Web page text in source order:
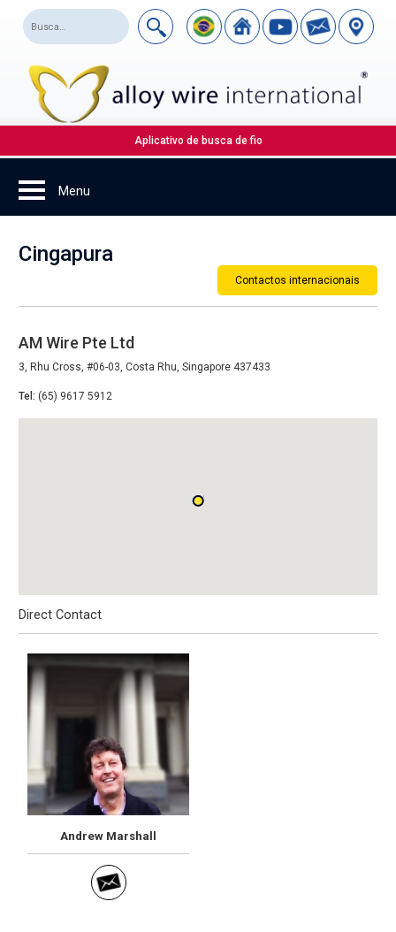
Aplicativo de busca de fio
Cingapura
Contactos internacionais
AM Wire Pte Ltd
3, Rhu Cross, #06-03, Costa Rhu, Singapore 437433
Tel: (65) 9617 5912
Direct Contact
Andrew Marshall